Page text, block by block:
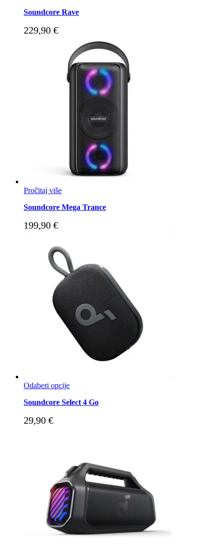
Soundcore Rave
229,90 €
Pročitaj više
Soundcore Mega Trance
199,90 €
Odaberi opcije
Soundcore Select 4 Go
29,90 €